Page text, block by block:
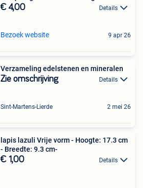
€ 4,00 Details
Bezoek website 9 apr 26
Verzameling edelstenen en mineralen
Zie omschrijving Details
Sint-Martens-Lierde 2 mei 26
lapis lazuli Vrije vorm - Hoogte: 17.3 cm
- Breedte: 9.3 cm-
€ 1,00 Details